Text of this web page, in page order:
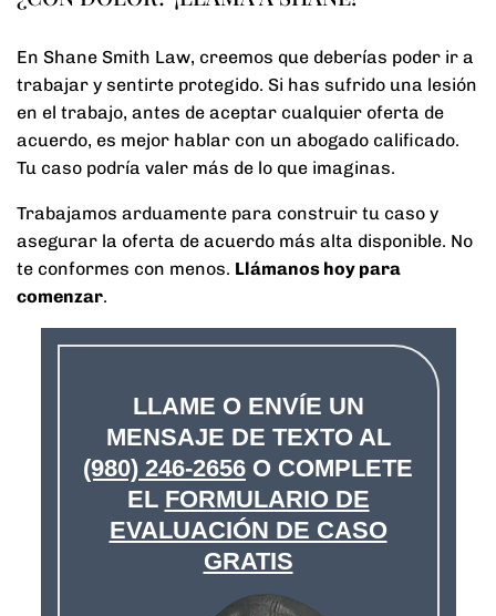
En Shane Smith Law, creemos que deberías poder ir a
trabajar y sentirte protegido. Si has sufrido una lesión
en el trabajo, antes de aceptar cualquier oferta de
acuerdo, es mejor hablar con un abogado calificado.
Tu caso podría valer más de lo que imaginas.
Trabajamos arduamente para construir tu caso y
asegurar la oferta de acuerdo más alta disponible. No
te conformes con menos. Llámanos hoy para
comenzar.
LLAME O ENVÍE UN
MENSAJE DE TEXTO AL
(980) 246-2656 O COMPLETE
EL FORMULARIO DE
EVALUACIÓN DE CASO
GRATIS